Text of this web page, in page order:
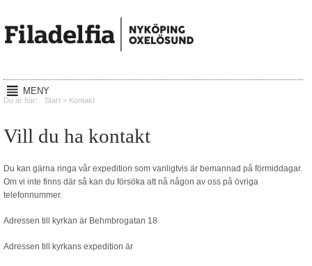
MENY
Hem
Mission
Du är här: Start > Kontakt
Vill du ha kontakt
Du kan gärna ringa vår expedition som vanligtvis är bemannad på förmiddagar.
Om vi inte finns där så kan du försöka att nå någon av oss på övriga
telefonnummer.
Adressen till kyrkan är Behmbrogatan 18
Adressen till kyrkans expedition är